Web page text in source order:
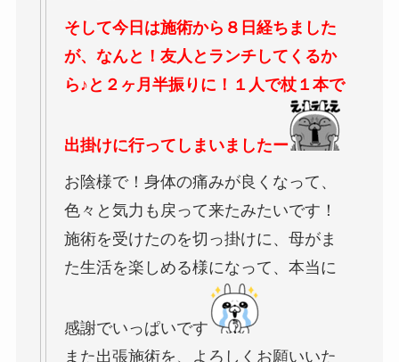
そして今日は施術から８日経ちました
が、なんと！友人とランチしてくるか
ら♪と２ヶ月半振りに！１人で杖１本で
出掛けに行ってしまいましたー
お陰様で！身体の痛みが良くなって、
色々と気力も戻って来たみたいです！
施術を受けたのを切っ掛けに、母がま
た生活を楽しめる様になって、本当に
感謝でいっぱいです
また出張施術を、よろしくお願いいた